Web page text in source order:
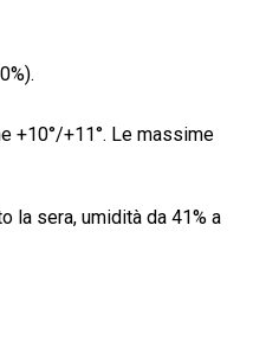
+10°/+11°. Le massime
la sera, umidità da 41% a